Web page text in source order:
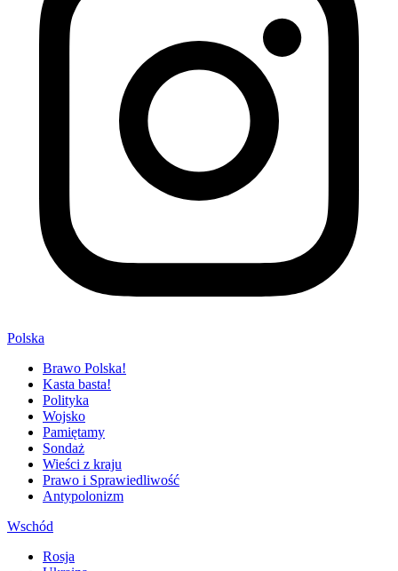
Polska
Brawo Polska!
Kasta basta!
Polityka
Wojsko
Pamiętamy
Sondaż
Wieści z kraju
Prawo i Sprawiedliwość
Antypolonizm
Wschód
Rosja